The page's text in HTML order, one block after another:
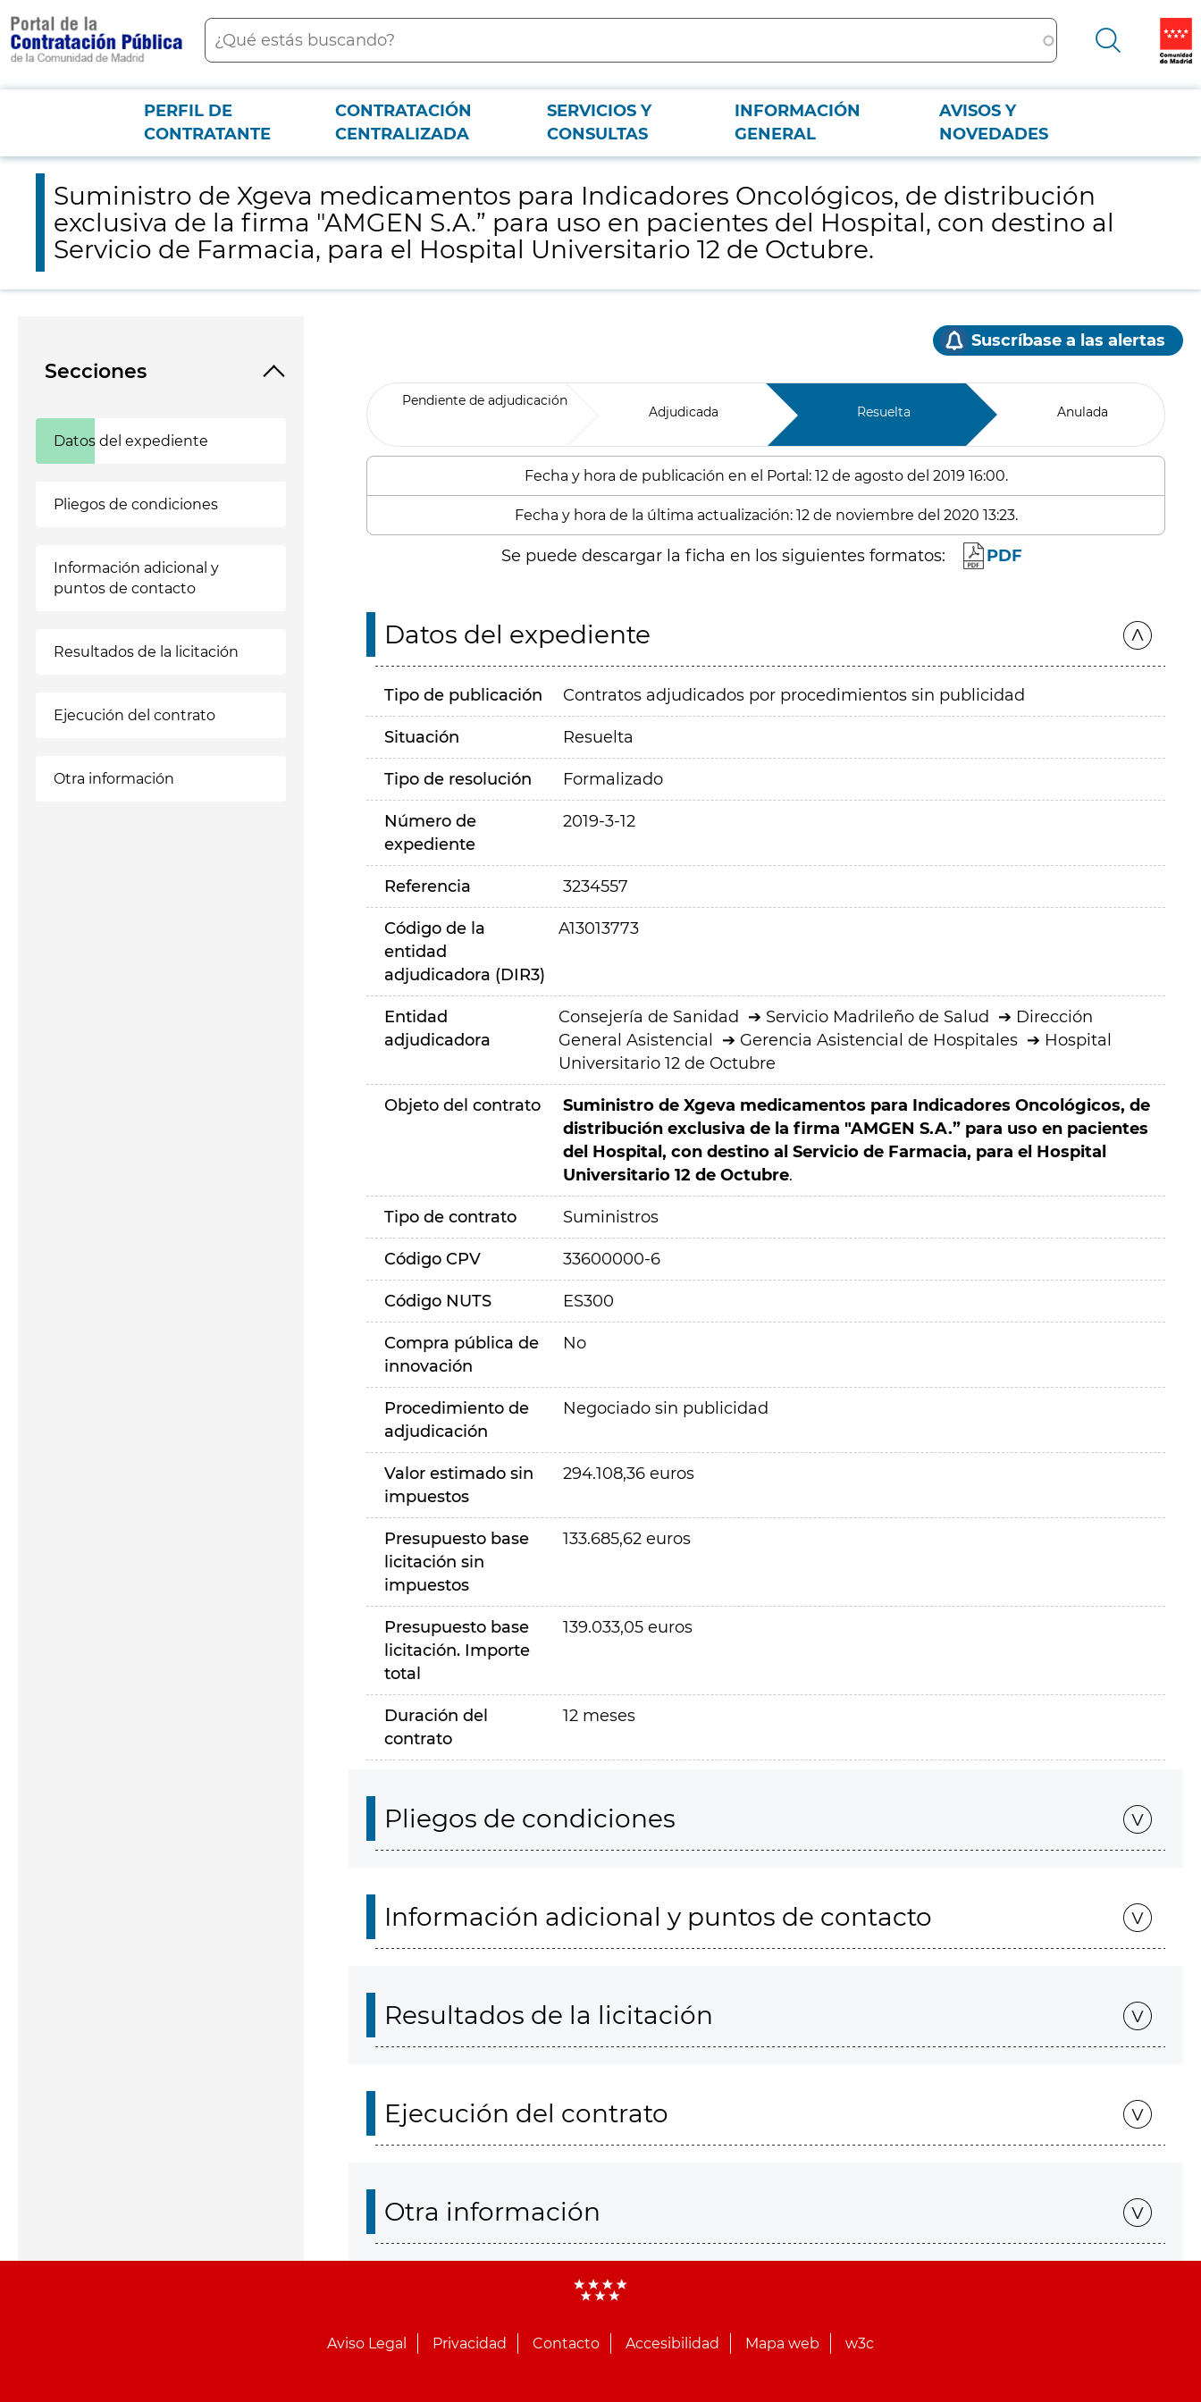
contenido
principal
Buscar
Menú PCON
PERFIL DE
CONTRATANTE
CONTRATACIÓN
CENTRALIZADA
SERVICIOS Y
CONSULTAS
INFORMACIÓN
GENERAL
AVISOS Y
NOVEDADES
Suministro de Xgeva medicamentos para Indicadores Oncológicos, de distribución exclusiva de la firma "AMGEN S.A.” para uso en pacientes del Hospital, con destino al Servicio de Farmacia, para el Hospital
Universitario 12 de Octubre.
Suministro de Xgeva medicamentos para Indicadores Oncológicos, de distribución
exclusiva de la firma "AMGEN S.A.” para uso en pacientes del Hospital, con destino al
Servicio de Farmacia, para el Hospital Universitario 12 de Octubre.
Secciones
Datos del expediente
Pliegos de condiciones
Información adicional y
puntos de contacto
Resultados de la licitación
Ejecución del contrato
Otra información
Suscríbase a las alertas
Pendiente de adjudicación
Adjudicada Resuelta Anulada
Fecha y hora de publicación en el Portal: 12 de agosto del 2019 16:00.
Fecha y hora de la última actualización: 12 de noviembre del 2020 13:23.
Se puede descargar la ficha en los siguientes formatos: PDF
Datos del expediente
Tipo de publicación Contratos adjudicados por procedimientos sin publicidad
Situación Resuelta
Tipo de resolución Formalizado
Número de
expediente
2019-3-12
Referencia 3234557
Código de la
entidad
adjudicadora (DIR3)
A13013773
Entidad
adjudicadora
Consejería de Sanidad Servicio Madrileño de Salud
Dirección
General Asistencial
Gerencia Asistencial de Hospitales
Hospital
Universitario 12 de Octubre
Objeto del contrato
Suministro de Xgeva medicamentos para Indicadores Oncológicos, de
distribución exclusiva de la firma "AMGEN S.A.” para uso en pacientes
del Hospital, con destino al Servicio de Farmacia, para el Hospital
Universitario 12 de Octubre.
Tipo de contrato Suministros
Código CPV 33600000-6
Código NUTS ES300
Compra pública de
innovación
No
Procedimiento de
adjudicación
Negociado sin publicidad
Valor estimado sin
impuestos
294.108,36 euros
Presupuesto base
licitación sin
impuestos
133.685,62 euros
Presupuesto base
licitación. Importe
total
139.033,05 euros
Duración del
contrato
12 meses
Pliegos de condiciones
Información adicional y puntos de contacto
Resultados de la licitación
Ejecución del contrato
Otra información
Aviso Legal Privacidad Contacto Accesibilidad Mapa web w3c